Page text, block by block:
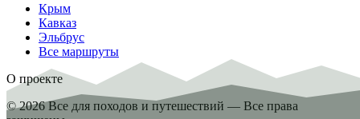
Крым
Кавказ
Эльбрус
Все маршруты
О проекте
© 2026 Все для походов и путешествий — Все права